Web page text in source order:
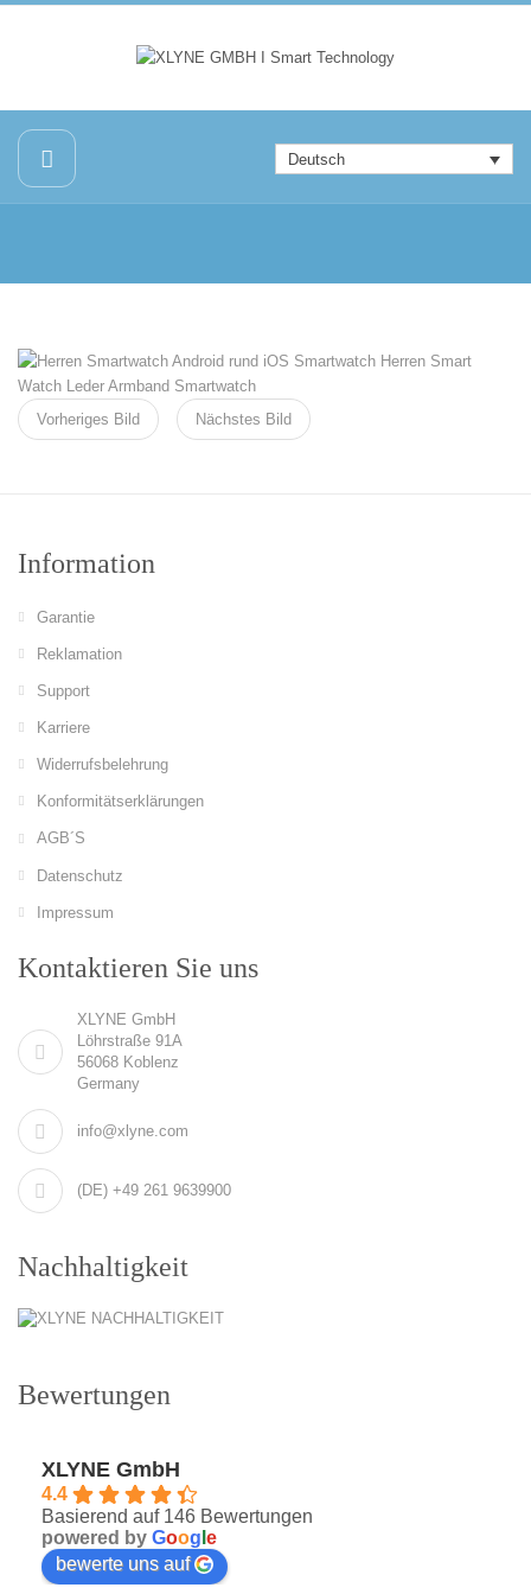
Deutsch
Vorheriges Bild Nächstes Bild
Information
Garantie
Reklamation
Support
Karriere
Widerrufsbelehrung
Konformitätserklärungen
AGB´S
Datenschutz
Impressum
Kontaktieren Sie uns
XLYNE GmbH
Löhrstraße 91A
56068 Koblenz
Germany
info@xlyne.com
(DE) +49 261 9639900
Nachhaltigkeit
Bewertungen
XLYNE GmbH
4.4
Basierend auf 146 Bewertungen
powered by Goog e
bewerte uns auf